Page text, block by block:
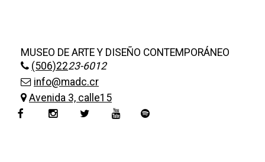
MUSEO DE ARTE Y DISEÑO CONTEMPORÁNEO
(506)2223-6012
info@madc.cr
Avenida 3, calle15